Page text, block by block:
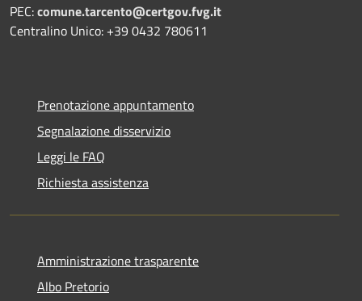
PEC:comune.tarcento@certgov.fvg.it
Centralino Unico: +39 0432 780611
Prenotazione appuntamento
Segnalazione disservizio
Leggi le FAQ
Richiesta assistenza
Amministrazione trasparente
Albo Pretorio